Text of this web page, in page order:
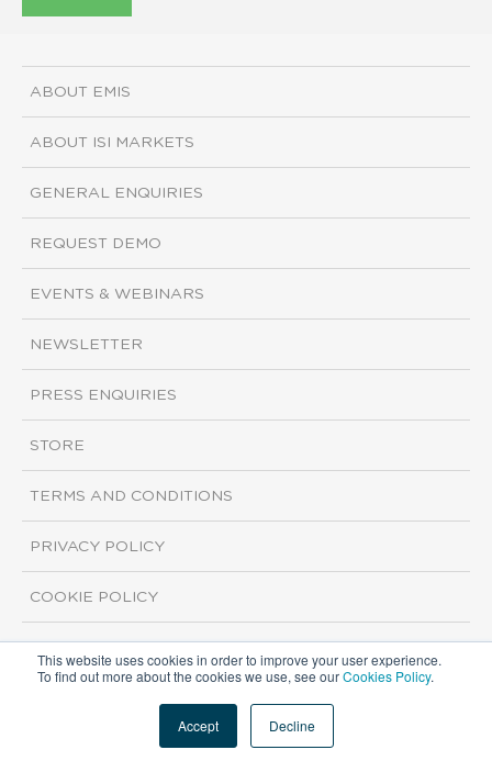
This website uses cookies in order to improve your user experience.
To find out more about the cookies we use, see ourCookies Policy.
Accept Decline
ABOUT EMIS
ABOUT ISI MARKETS
GENERAL ENQUIRIES
REQUEST DEMO
EVENTS & WEBINARS
NEWSLETTER
PRESS ENQUIRIES
STORE
TERMS AND CONDITIONS
PRIVACY POLICY
COOKIE POLICY
Copyright ©2026 ISI Markets. All rights reserved.